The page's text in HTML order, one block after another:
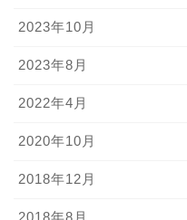
2023年10月
2023年8月
2022年4月
2020年10月
2018年12月
2018年8月